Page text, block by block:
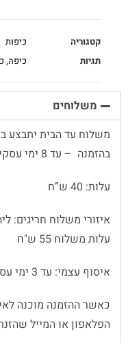
קטגוריה
כיפות
תגיות
כיפה,
משלוחים
משלוח עד הבית יתבצע
בהזמנה – עד 8 ימי עסקים
עלות: 40 ש”ח
איזורי משלוח חריגים:
עלות משלוח 55 ש"ח
איסוף עצמי: עד 3 ימי עסקים מיום ההזמנה
כאשר ההזמנה מוכנה
הפלאפון או המייל